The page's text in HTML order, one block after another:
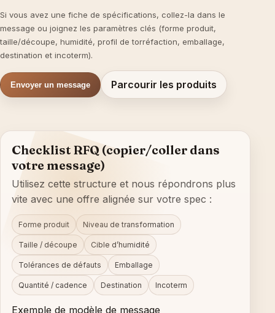
Si vous avez une fiche de spécifications, collez-la dans le
message ou joignez les paramètres clés (forme produit,
taille/découpe, humidité, profil de torréfaction, emballage,
destination et incoterm).
Envoyer un message Parcourir les produits
Checklist RFQ (copier/coller dans
votre message)
Utilisez cette structure et nous répondrons plus
vite avec une offre alignée sur votre spec :
Forme produit Niveau de transformation
Taille / découpe Cible d’humidité
Tolérances de défauts Emballage
Quantité / cadence Destination Incoterm
Exemple de modèle de message